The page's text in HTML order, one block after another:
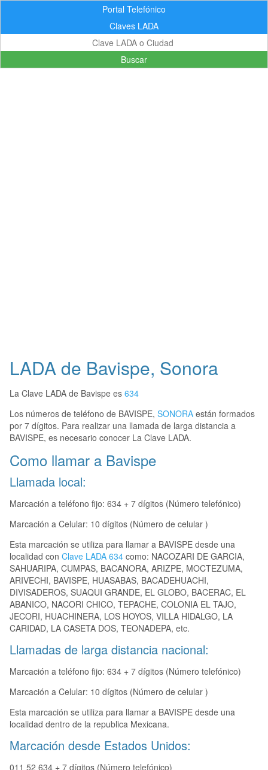
Portal Telefónico
Claves LADA
Buscar
LADA de Bavispe, Sonora
La Clave LADA de Bavispe es 634
Los números de teléfono de BAVISPE, SONORA están formados
por 7 dígitos. Para realizar una llamada de larga distancia a
BAVISPE, es necesario conocer La Clave LADA.
Como llamar a Bavispe
Llamada local:
Marcación a teléfono fijo: 634 + 7 dígitos (Número telefónico)
Marcación a Celular: 10 dígitos (Número de celular )
Esta marcación se utiliza para llamar a BAVISPE desde una
localidad con Clave LADA 634 como: NACOZARI DE GARCIA,
SAHUARIPA, CUMPAS, BACANORA, ARIZPE, MOCTEZUMA,
ARIVECHI, BAVISPE, HUASABAS, BACADEHUACHI,
DIVISADEROS, SUAQUI GRANDE, EL GLOBO, BACERAC, EL
ABANICO, NACORI CHICO, TEPACHE, COLONIA EL TAJO,
JECORI, HUACHINERA, LOS HOYOS, VILLA HIDALGO, LA
CARIDAD, LA CASETA DOS, TEONADEPA, etc.
Llamadas de larga distancia nacional:
Marcación a teléfono fijo: 634 + 7 dígitos (Número telefónico)
Marcación a Celular: 10 dígitos (Número de celular )
Esta marcación se utiliza para llamar a BAVISPE desde una
localidad dentro de la republica Mexicana.
Marcación desde Estados Unidos:
011 52 634 + 7 dígitos (Número telefónico)